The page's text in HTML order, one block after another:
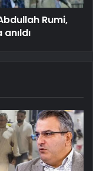
Rumi,